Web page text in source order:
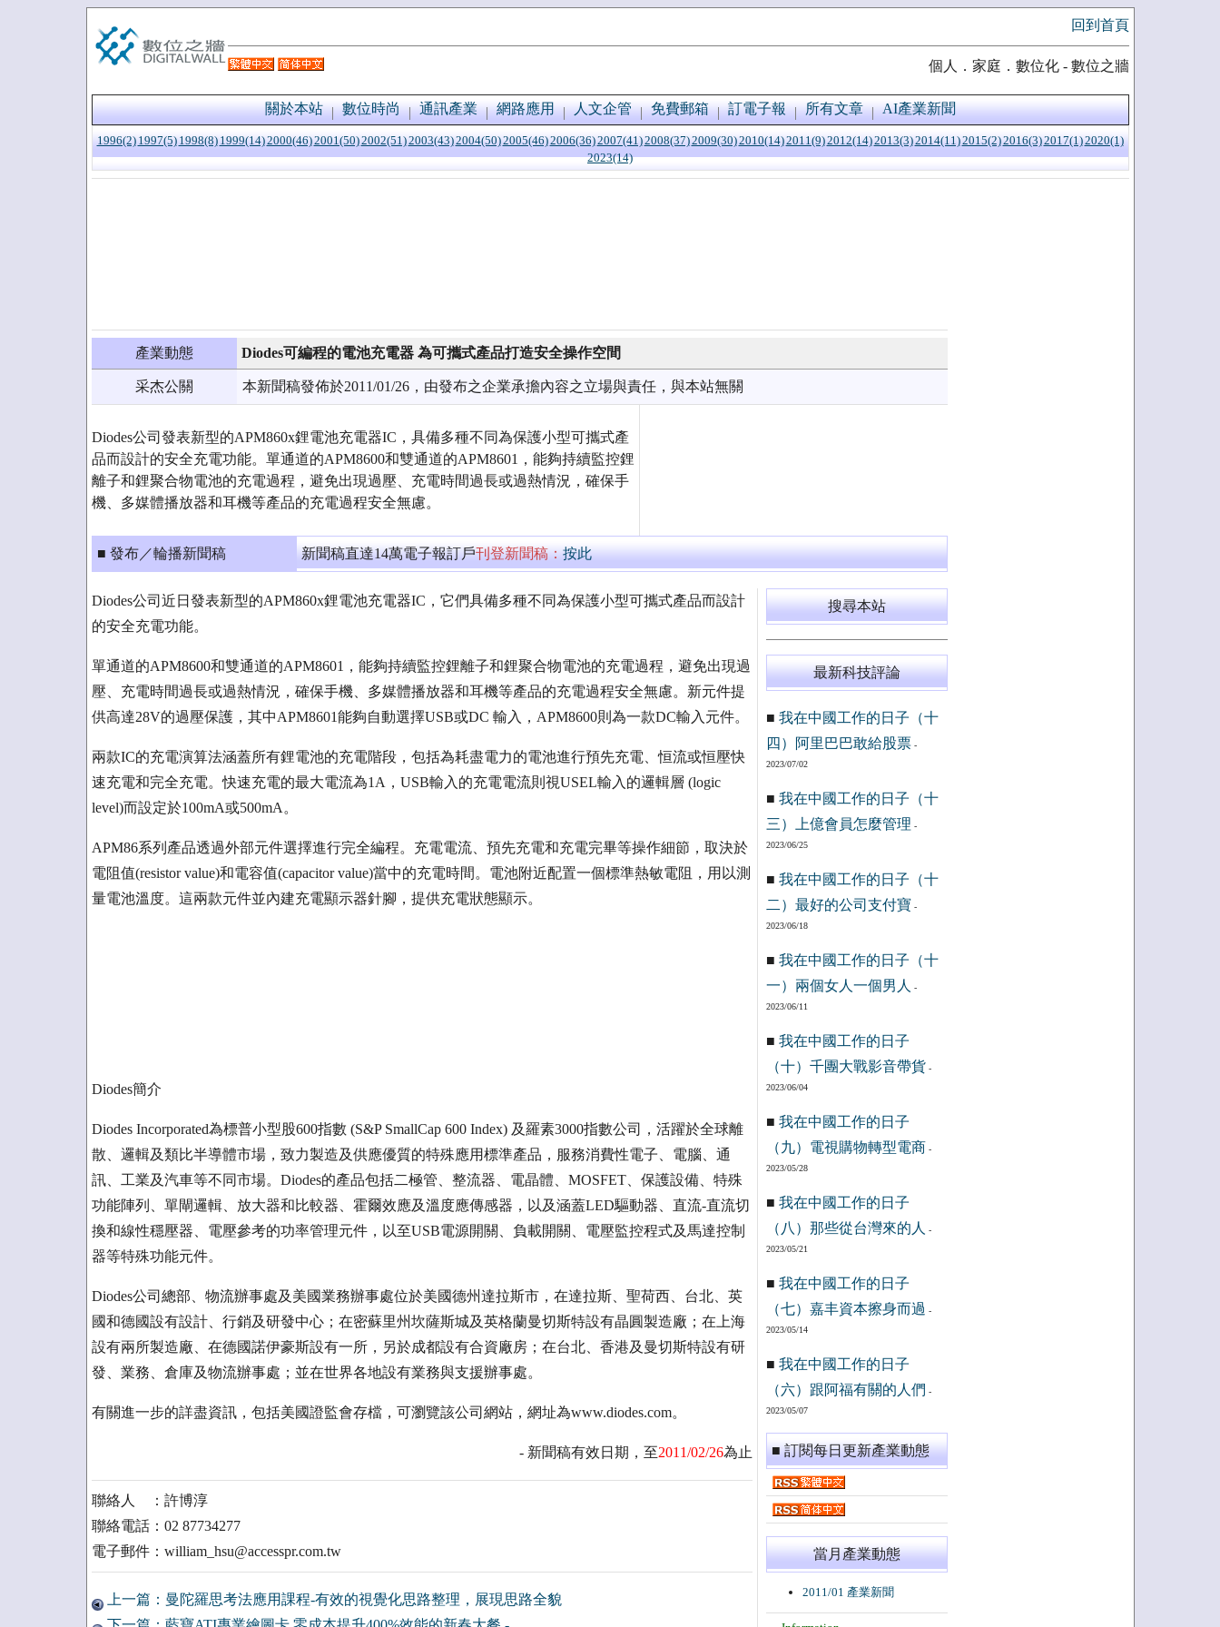
回到首頁
個人．家庭．數位化 - 數位之牆
關於本站 數位時尚 通訊產業 網路應用 人文企管 免費郵箱 訂電子報 所有文章 AI產業新聞
1996(2) 1997(5) 1998(8) 1999(14)2000(46)2001(50)2002(51)2003(43)2004(50)2005(46)2006(36)2007(41)2008(37)2009(30)2010(14)2011(9)2012(14)2013(3)2014(11)2015(2)2016(3)2017(1)2020(1)
2023(14)
產業動態 Diodes可編程的電池充電器 為可攜式產品打造安全操作空間
采杰公關 本新聞稿發佈於2011/01/26，由發布之企業承擔內容之立場與責任，與本站無關
Diodes公司發表新型的APM860x鋰電池充電器IC，具備多種不同為保護小型可攜式產
品而設計的安全充電功能。單通道的APM8600和雙通道的APM8601，能夠持續監控鋰
離子和鋰聚合物電池的充電過程，避免出現過壓、充電時間過長或過熱情況，確保手
機、多媒體播放器和耳機等產品的充電過程安全無慮。
■ 發布／輪播新聞稿 新聞稿直達14萬電子報訂戶刊登新聞稿：按此
Diodes公司近日發表新型的APM860x鋰電池充電器IC，它們具備多種不同為保護小型可攜式產品而設計
的安全充電功能。
單通道的APM8600和雙通道的APM8601，能夠持續監控鋰離子和鋰聚合物電池的充電過程，避免出現過
壓、充電時間過長或過熱情況，確保手機、多媒體播放器和耳機等產品的充電過程安全無慮。新元件提
供高達28V的過壓保護，其中APM8601能夠自動選擇USB或DC 輸入，APM8600則為一款DC輸入元件。
兩款IC的充電演算法涵蓋所有鋰電池的充電階段，包括為耗盡電力的電池進行預先充電、恒流或恒壓快
速充電和完全充電。快速充電的最大電流為1A，USB輸入的充電電流則視USEL輸入的邏輯層 (logic
level)而設定於100mA或500mA。
APM86系列產品透過外部元件選擇進行完全編程。充電電流、預先充電和充電完畢等操作細節，取決於
電阻值(resistor value)和電容值(capacitor value)當中的充電時間。電池附近配置一個標準熱敏電阻，用以測
量電池溫度。這兩款元件並內建充電顯示器針腳，提供充電狀態顯示。
Diodes簡介
Diodes Incorporated為標普小型股600指數 (S&P SmallCap 600 Index) 及羅素3000指數公司，活躍於全球離
散、邏輯及類比半導體市場，致力製造及供應優質的特殊應用標準產品，服務消費性電子、電腦、通
訊、工業及汽車等不同市場。Diodes的產品包括二極管、整流器、電晶體、MOSFET、保護設備、特殊
功能陣列、單閘邏輯、放大器和比較器、霍爾效應及溫度應傳感器，以及涵蓋LED驅動器、直流-直流切
換和線性穩壓器、電壓參考的功率管理元件，以至USB電源開關、負載開關、電壓監控程式及馬達控制
器等特殊功能元件。
Diodes公司總部、物流辦事處及美國業務辦事處位於美國德州達拉斯市，在達拉斯、聖荷西、台北、英
國和德國設有設計、行銷及研發中心；在密蘇里州坎薩斯城及英格蘭曼切斯特設有晶圓製造廠；在上海
設有兩所製造廠、在德國諾伊豪斯設有一所，另於成都設有合資廠房；在台北、香港及曼切斯特設有研
發、業務、倉庫及物流辦事處；並在世界各地設有業務與支援辦事處。
有關進一步的詳盡資訊，包括美國證監會存檔，可瀏覽該公司網站，網址為www.diodes.com。
- 新聞稿有效日期，至2011/02/26為止
聯絡人 ：許博淳
聯絡電話：02 87734277
電子郵件：william_hsu@accesspr.com.tw
上一篇：曼陀羅思考法應用課程-有效的視覺化思路整理，展現思路全貌
搜尋本站
最新科技評論
■ 我在中國工作的日子（十
四）阿里巴巴敢給股票-
2023/07/02
■ 我在中國工作的日子（十
三）上億會員怎麼管理 -
2023/06/25
■ 我在中國工作的日子（十
二）最好的公司支付寶 -
2023/06/18
■ 我在中國工作的日子（十
一）兩個女人一個男人
-
2023/06/11
■ 我在中國工作的日子
（十）千團大戰影音帶貨 -
2023/06/04
■ 我在中國工作的日子
（九）電視購物轉型電商 -
2023/05/28
■ 我在中國工作的日子
（八）那些從台灣來的人
-
2023/05/21
■ 我在中國工作的日子
（七）嘉丰資本擦身而過 -
2023/05/14
■ 我在中國工作的日子
（六）跟阿福有關的人們 -
2023/05/07
■ 訂閱每日更新產業動態
當月產業動態
2011/01 產業新聞